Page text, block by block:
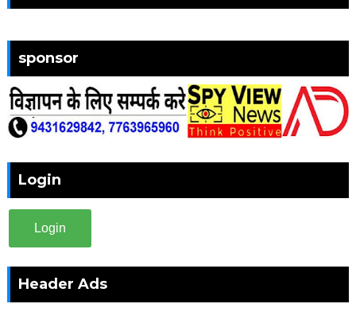
sponsor
Login
Login
Header Ads